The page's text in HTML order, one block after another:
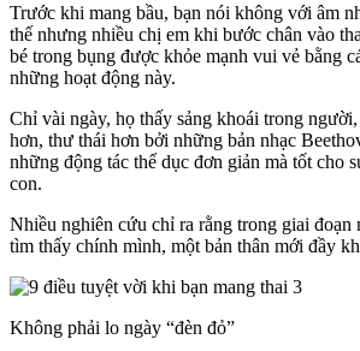
Trước khi mang bầu, bạn nói không với âm
thế nhưng nhiều chị em khi bước chân vào
bé trong bụng được khỏe mạnh vui vẻ bằng
những hoạt động này.
Chỉ vài ngày, họ thấy sảng khoái trong
hơn, thư thái hơn bởi những bản nhạc
những động tác thể dục đơn giản mà tốt cho
con.
Nhiều nghiên cứu chỉ ra rằng trong giai đoạn
tìm thấy chính mình, một bản thân mới đầy
Không phải lo ngày “đèn đỏ”